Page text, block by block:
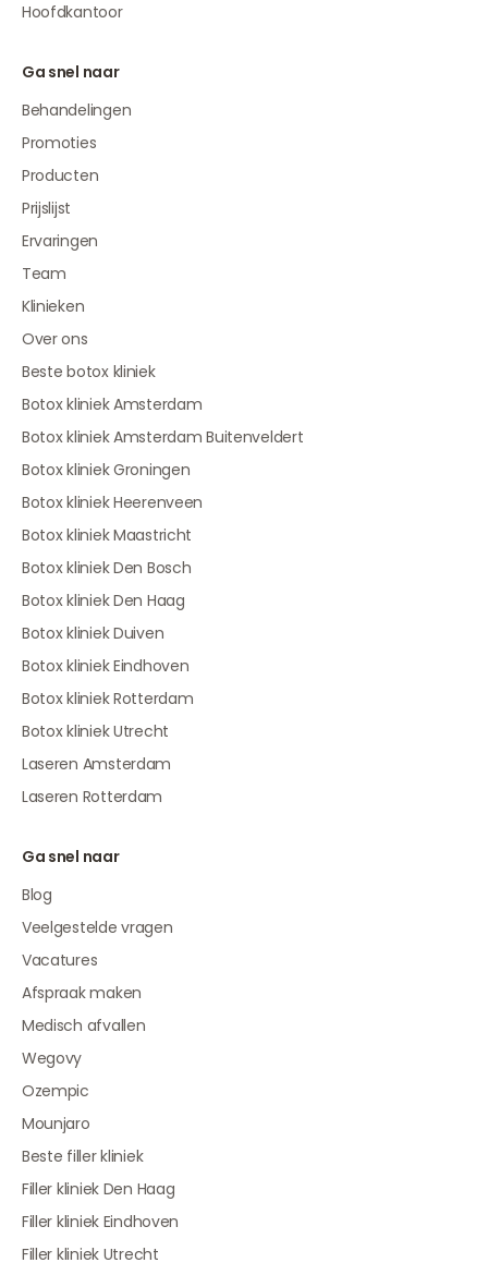
Hoofdkantoor
Ga snel naar
Behandelingen
Promoties
Producten
Prijslijst
Ervaringen
Team
Klinieken
Over ons
Beste botox kliniek
Botox kliniek Amsterdam
Botox kliniek Amsterdam Buitenveldert
Botox kliniek Groningen
Botox kliniek Heerenveen
Botox kliniek Maastricht
Botox kliniek Den Bosch
Botox kliniek Den Haag
Botox kliniek Duiven
Botox kliniek Eindhoven
Botox kliniek Rotterdam
Botox kliniek Utrecht
Laseren Amsterdam
Laseren Rotterdam
Ga snel naar
Blog
Veelgestelde vragen
Vacatures
Afspraak maken
Medisch afvallen
Wegovy
Ozempic
Mounjaro
Beste filler kliniek
Filler kliniek Den Haag
Filler kliniek Eindhoven
Filler kliniek Utrecht